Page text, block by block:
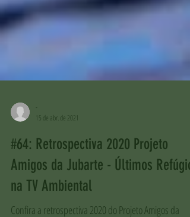
-
15 de abr. de 2021
#64: Retrospectiva 2020 Projeto
Amigos da Jubarte - Últimos Refúgios